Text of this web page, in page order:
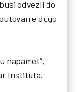
odvezli do
dugo
napamet“,
Instituta.